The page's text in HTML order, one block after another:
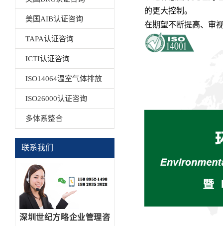
美国AIB认证咨询
TAPA认证咨询
ICTI认证咨询
ISO14064温室气体排放
ISO26000认证咨询
多体系整合
联系我们
深圳世纪方略企业管理咨
的更大控制。
在期望不断提高、审